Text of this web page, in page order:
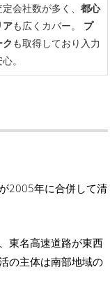
2005年に合併して清
東名高速道路が東西
の主体は南部地域の